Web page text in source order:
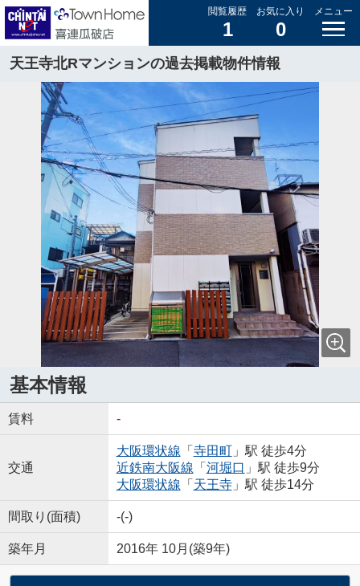
閲覧履歴
1
お気に入り
0
メニュー
天王寺北Rマンションの過去掲載物件情報
基本情報
賃料 -
交通
大阪環状線 「 寺田町」駅 徒歩4分
近鉄南大阪線 「 河堀口 」駅 徒歩9分
大阪環状線 「 天王寺」駅 徒歩14分
間取り(面積) -(-)
築年月 2016年 10月(築9年)